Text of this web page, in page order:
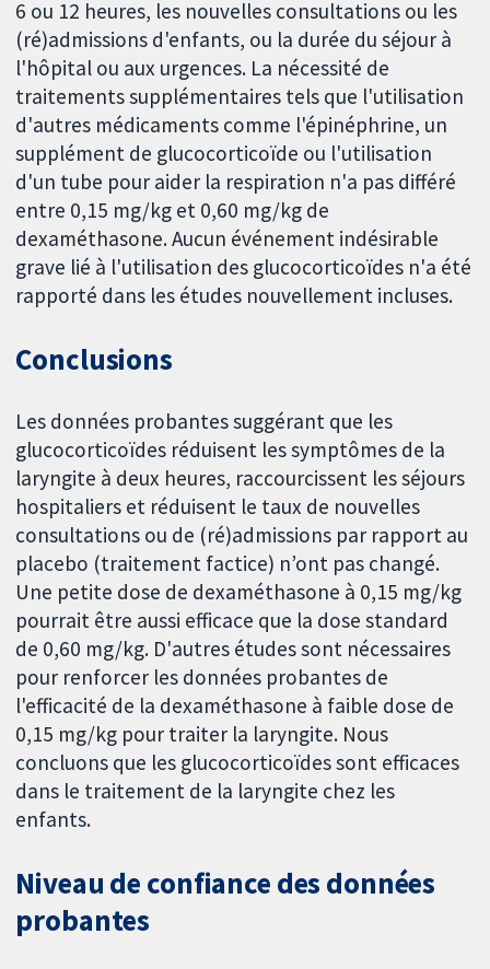
6 ou 12 heures, les nouvelles consultations ou les
(ré)admissions d'enfants, ou la durée du séjour à
l'hôpital ou aux urgences. La nécessité de
traitements supplémentaires tels que l'utilisation
d'autres médicaments comme l'épinéphrine, un
supplément de glucocorticoïde ou l'utilisation
d'un tube pour aider la respiration n'a pas différé
entre 0,15 mg/kg et 0,60 mg/kg de
dexaméthasone. Aucun événement indésirable
grave lié à l'utilisation des glucocorticoïdes n'a été
rapporté dans les études nouvellement incluses.
Conclusions
Les données probantes suggérant que les
glucocorticoïdes réduisent les symptômes de la
laryngite à deux heures, raccourcissent les séjours
hospitaliers et réduisent le taux de nouvelles
consultations ou de (ré)admissions par rapport au
placebo (traitement factice) n’ont pas changé.
Une petite dose de dexaméthasone à 0,15 mg/kg
pourrait être aussi efficace que la dose standard
de 0,60 mg/kg. D'autres études sont nécessaires
pour renforcer les données probantes de
l'efficacité de la dexaméthasone à faible dose de
0,15 mg/kg pour traiter la laryngite. Nous
concluons que les glucocorticoïdes sont efficaces
dans le traitement de la laryngite chez les
enfants.
Niveau de confiance des données
probantes